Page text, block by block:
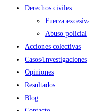
Derechos civiles
Fuerza
Abuso policial
Acciones colectivas
Casos/Investigaciones
Opiniones
Resultados
Blog